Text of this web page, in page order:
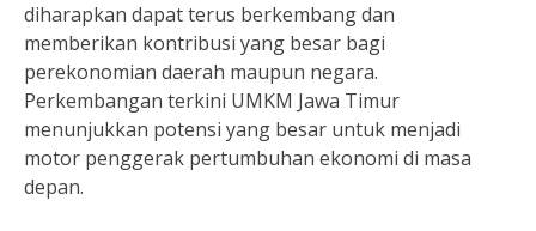
diharapkan dapat terus berkembang dan
memberikan kontribusi yang besar bagi
perekonomian daerah maupun negara.
Perkembangan terkini UMKM Jawa Timur
menunjukkan potensi yang besar untuk menjadi
motor penggerak pertumbuhan ekonomi di masa
depan.